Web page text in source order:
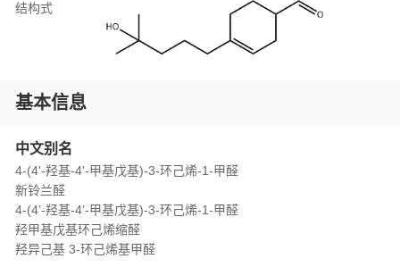
结构式
基本信息
中文别名
4-(4'-羟基-4'-甲基戊基)-3-环己烯-1-甲醛
新铃兰醛
4-(4’-羟基-4’-甲基戊基)-3-环己烯-1-甲醛
羟甲基戊基环己烯缩醛
羟异己基 3-环己烯基甲醛